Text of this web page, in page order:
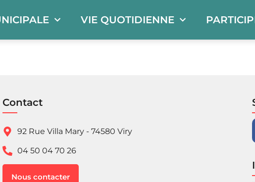
VIE QUOTIDIENNE
Contact
92 Rue Villa Mary - 74580 Viry
04 50 04 70 26
Nous contacter